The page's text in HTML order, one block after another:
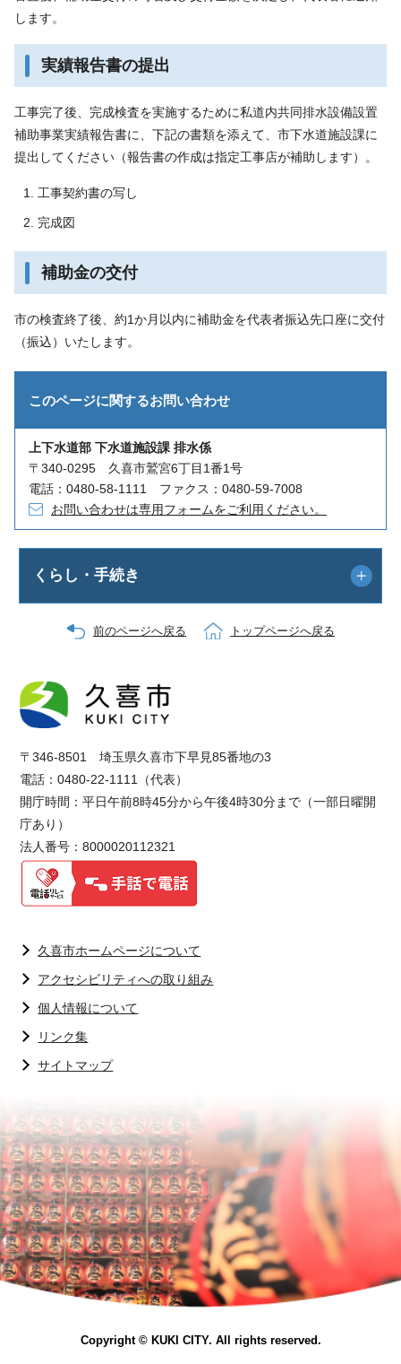
します。
実績報告書の提出
工事完了後、完成検査を実施するために私道内共同排水設備設置
補助事業実績報告書に、下記の書類を添えて、市下水道施設課に
提出してください（報告書の作成は指定工事店が補助します）。
工事契約書の写し
完成図
補助金の交付
市の検査終了後、約1か月以内に補助金を代表者振込先口座に交付
（振込）いたします。
このページに関するお問い合わせ
上下水道部 下水道施設課 排水係
〒340-0295 久喜市鷲宮6丁目1番1号
電話：0480-58-1111 ファクス：0480-59-7008
お問い合わせは専用フォームをご利用ください。
くらし・手続き
前のページへ戻る トップページへ戻る
〒346-8501 埼玉県久喜市下早見85番地の3
電話：0480-22-1111（代表）
開庁時間：平日午前8時45分から午後4時30分まで（一部日曜開
庁あり）
法人番号：8000020112321
久喜市ホームページについて
アクセシビリティへの取り組み
個人情報について
リンク集
サイトマップ
Copyright © KUKI CITY. All rights reserved.